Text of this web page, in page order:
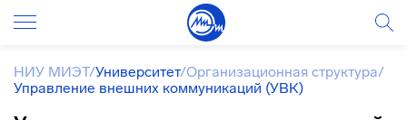
НИУ МИЭТ/Университет/Организационная структура/
Управление внешних коммуникаций (УВК)